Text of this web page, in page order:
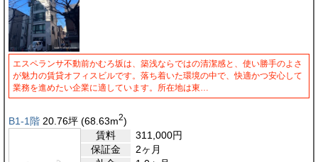
エスペランサ不動前かむろ坂は、築浅ならではの清潔感と、使い勝手のよさ
が魅力の賃貸オフィスビルです。落ち着いた環境の中で、快適かつ安心して
業務を進めたい企業に適しています。所在地は東…
B1-1階 20.76坪 (68.63m2)
賃料
311,000円
保証金
2ヶ月